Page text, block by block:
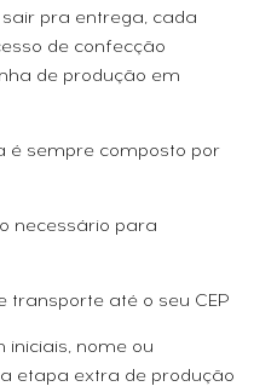
pra entrega, cada
de confecção
de produção em
é sempre composto por
necessário para
transporte até o seu CEP
iniciais, nome ou
etapa extra de produção